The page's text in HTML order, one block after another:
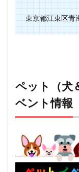
東京都江東区青
ペット（犬
ベント情報